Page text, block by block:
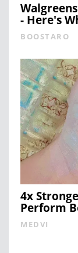
- Here's
BOOSTARO
4x
Perform
MEDVI